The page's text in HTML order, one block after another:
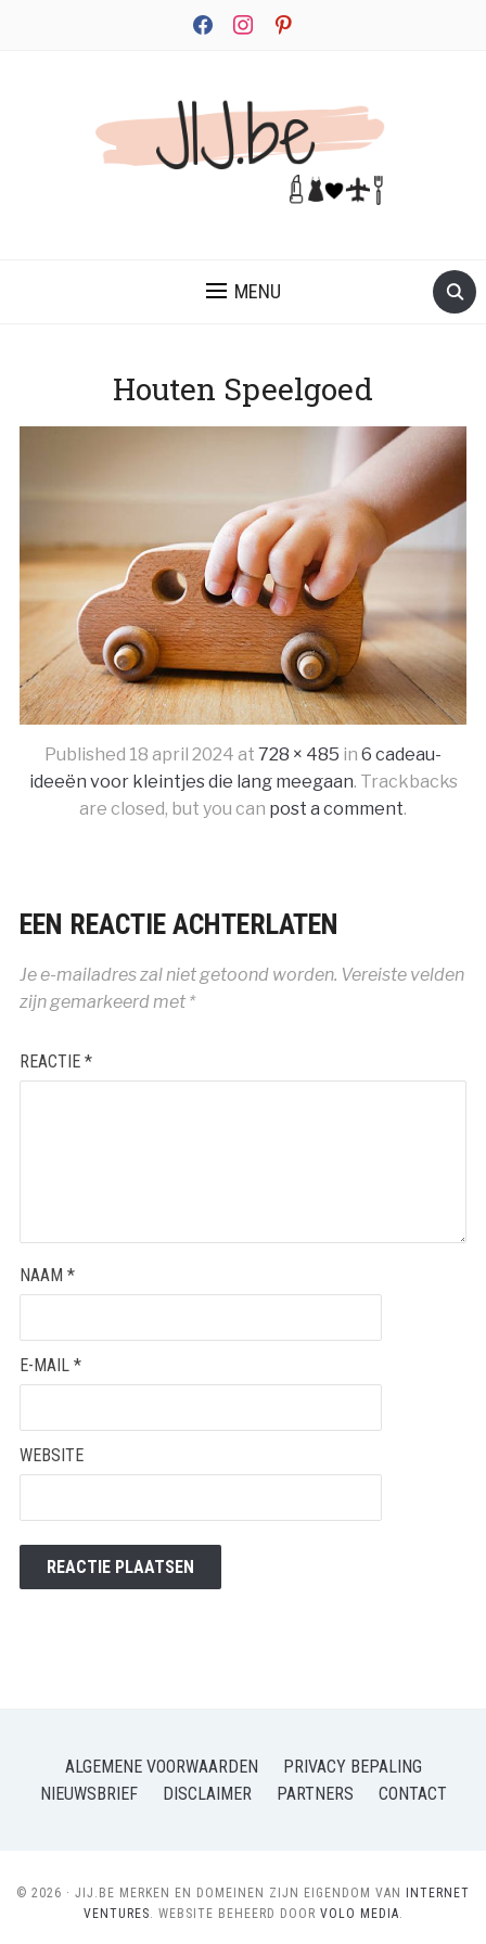
facebookinstagrampinterest
MENU
Houten Speelgoed
Published 18 april 2024 at 728 × 485 in 6 cadeau-
ideeën voor kleintjes die lang meegaan. Trackbacks
are closed, but you can post a comment.
EEN REACTIE ACHTERLATEN
Je e-mailadres zal niet getoond worden. Vereiste velden
zijn gemarkeerd met *
REACTIE *
NAAM *
E-MAIL *
WEBSITE
ALGEMENE VOORWAARDEN
PRIVACY BEPALING
NIEUWSBRIEF
DISCLAIMER PARTNERS CONTACT
© 2026 · JIJ.BE MERKEN EN DOMEINEN ZIJN EIGENDOM VAN INTERNET
VENTURES . WEBSITE BEHEERD DOOR VOLO MEDIA